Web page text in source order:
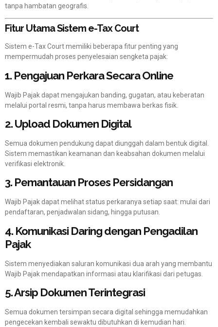
tanpa hambatan geografis.
Fitur Utama Sistem e-Tax Court
Sistem e-Tax Court memiliki beberapa fitur penting yang
mempermudah proses penyelesaian sengketa pajak:
1. Pengajuan Perkara Secara Online
Wajib Pajak dapat mengajukan banding, gugatan, atau keberatan
melalui portal resmi, tanpa harus membawa berkas fisik.
2. Upload Dokumen Digital
Semua dokumen pendukung dapat diunggah dalam bentuk digital.
Sistem memastikan keamanan dan keabsahan dokumen melalui
verifikasi elektronik.
3. Pemantauan Proses Persidangan
Wajib Pajak dapat melihat status perkaranya setiap saat: mulai dari
pendaftaran, penjadwalan sidang, hingga putusan.
4. Komunikasi Daring dengan Pengadilan
Pajak
Sistem menyediakan saluran komunikasi dua arah yang membantu
Wajib Pajak mendapatkan informasi atau klarifikasi dari petugas.
5. Arsip Dokumen Terintegrasi
Semua dokumen tersimpan secara digital sehingga memudahkan
pengecekan kembali sewaktu dibutuhkan di kemudian hari.